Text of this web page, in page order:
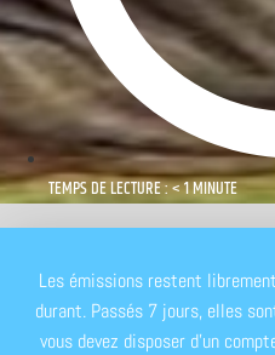
TEMPS DE LECTURE : < 1 MINUTE
Les émissions restent
durant. Passés 7 jours, elles
vous devez disposer d'un